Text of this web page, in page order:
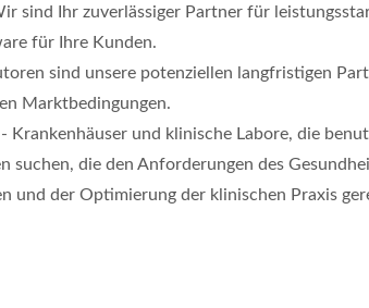
sind Ihr zuverlässiger Partner für
für Ihre Kunden.
sind unsere potenziellen langfristigen
Marktbedingungen.
Krankenhäuser und klinische Labore, die
suchen, die den Anforderungen des
und der Optimierung der klinischen Praxis